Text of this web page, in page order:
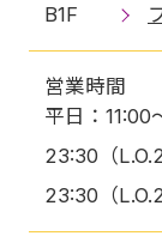
B1F
営業時間
平日：
23:30（
23:30（